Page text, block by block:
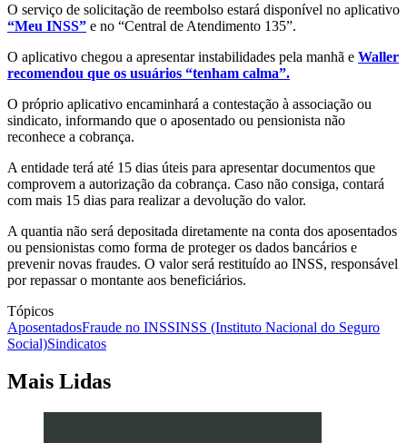
O serviço de solicitação de reembolso estará disponível no aplicativo
“Meu INSS” e no “Central de Atendimento 135”.
O aplicativo chegou a apresentar instabilidades pela manhã e Waller
recomendou que os usuários “tenham calma”.
O próprio aplicativo encaminhará a contestação à associação ou
sindicato, informando que o aposentado ou pensionista não
reconhece a cobrança.
A entidade terá até 15 dias úteis para apresentar documentos que
comprovem a autorização da cobrança. Caso não consiga, contará
com mais 15 dias para realizar a devolução do valor.
A quantia não será depositada diretamente na conta dos aposentados
ou pensionistas como forma de proteger os dados bancários e
prevenir novas fraudes. O valor será restituído ao INSS, responsável
por repassar o montante aos beneficiários.
Tópicos
AposentadosFraude no INSSINSS (Instituto Nacional do Seguro
Social)Sindicatos
Mais Lidas